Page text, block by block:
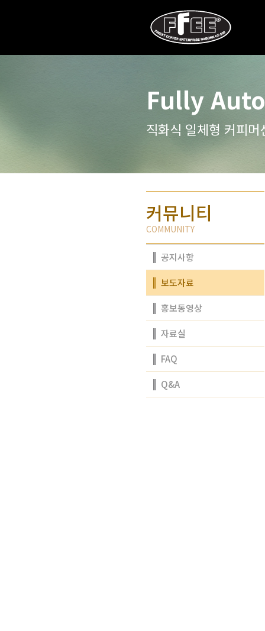
Fully
직화식 일체형 커피머
커뮤니티
COMMUNITY
공지사항
보도자료
홍보동영상
자료실
FAQ
Q&A